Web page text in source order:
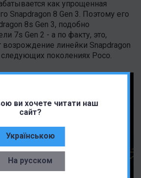
ви хочете читати наш
сайт?
Українською
На русском
как упрощенная
Snapdragon 8 Gen 3. Поэтому его
8s Gen 3, подобно
7s Gen 2 - а по факту, это,
возрождение линейки Snapdragon
поколениях Poco.